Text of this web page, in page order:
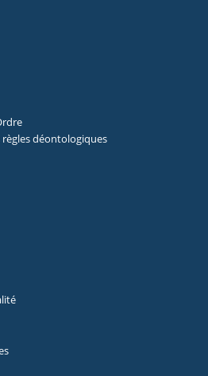
déontologiques